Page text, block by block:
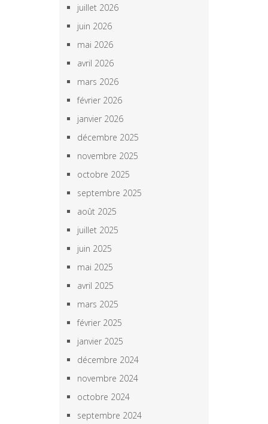
juillet 2026
juin 2026
mai 2026
avril 2026
mars 2026
février 2026
janvier 2026
décembre 2025
novembre 2025
octobre 2025
septembre 2025
août 2025
juillet 2025
juin 2025
mai 2025
avril 2025
mars 2025
février 2025
janvier 2025
décembre 2024
novembre 2024
octobre 2024
septembre 2024